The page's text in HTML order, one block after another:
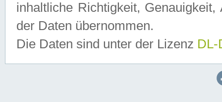
inhaltliche Richtigkeit,
der Daten übernommen.
Die Daten sind unter der Lizenz